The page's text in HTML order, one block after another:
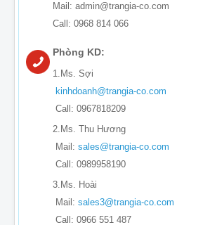
Mail: admin@trangia-co.com
Call: 0968 814 066
Phòng KD:
1.Ms. Sợi
kinhdoanh@trangia-co.com
Call: 0967818209
2.Ms. Thu Hương
Mail: sales@trangia-co.com
Call: 0989958190
3.Ms. Hoài
Mail: sales3@trangia-co.com
Call: 0966 551 487